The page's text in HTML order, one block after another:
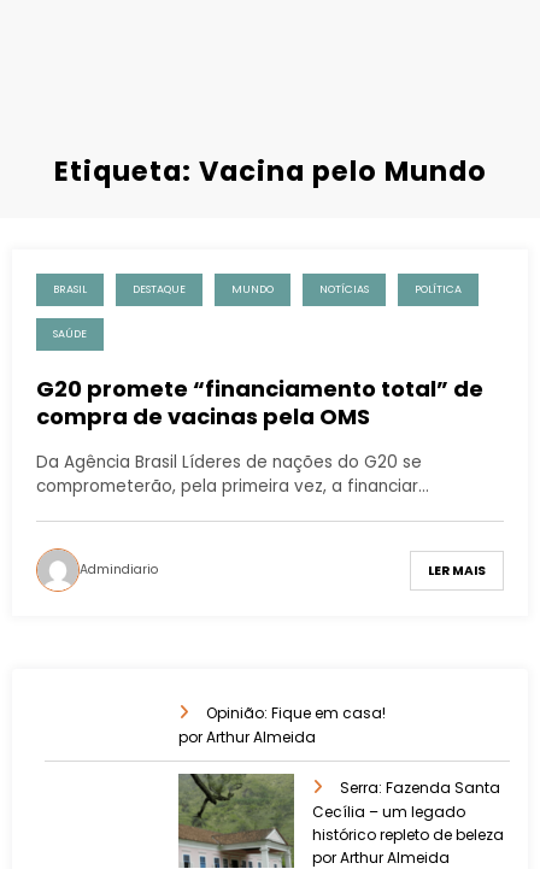
Etiqueta: Vacina pelo Mundo
BRASIL DESTAQUE MUNDO NOTÍCIAS POLÍTICA
SAÚDE
G20 promete “financiamento total” de
compra de vacinas pela OMS
Da Agência Brasil Líderes de nações do G20 se
comprometerão, pela primeira vez, a financiar…
Admindiario LER MAIS
Opinião: Fique em casa!
por Arthur Almeida
Serra: Fazenda Santa
Cecília – um legado
histórico repleto de beleza
por Arthur Almeida